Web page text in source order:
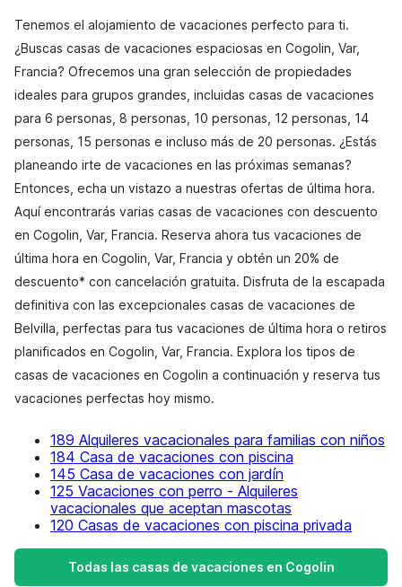
Tenemos el alojamiento de vacaciones perfecto para ti.
¿Buscas casas de vacaciones espaciosas en Cogolin, Var,
Francia? Ofrecemos una gran selección de propiedades
ideales para grupos grandes, incluidas casas de vacaciones
para 6 personas, 8 personas, 10 personas, 12 personas, 14
personas, 15 personas e incluso más de 20 personas. ¿Estás
planeando irte de vacaciones en las próximas semanas?
Entonces, echa un vistazo a nuestras ofertas de última hora.
Aquí encontrarás varias casas de vacaciones con descuento
en Cogolin, Var, Francia. Reserva ahora tus vacaciones de
última hora en Cogolin, Var, Francia y obtén un 20% de
descuento* con cancelación gratuita. Disfruta de la escapada
definitiva con las excepcionales casas de vacaciones de
Belvilla, perfectas para tus vacaciones de última hora o retiros
planificados en Cogolin, Var, Francia. Explora los tipos de
casas de vacaciones en Cogolin a continuación y reserva tus
vacaciones perfectas hoy mismo.
189 Alquileres vacacionales para familias con niños
184 Casa de vacaciones con piscina
145 Casa de vacaciones con jardín
125 Vacaciones con perro - Alquileres
vacacionales que aceptan mascotas
120 Casas de vacaciones con piscina privada
Todas las casas de vacaciones en Cogolin